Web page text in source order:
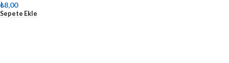
₺8,00
Sepete Ekle